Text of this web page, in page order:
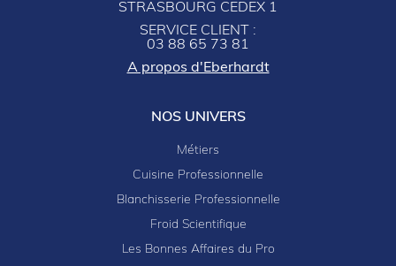
STRASBOURG CEDEX 1
SERVICE CLIENT :
03 88 65 73 81
A propos d'Eberhardt
NOS UNIVERS
Métiers
Cuisine Professionnelle
Blanchisserie Professionnelle
Froid Scientifique
Les Bonnes Affaires du Pro